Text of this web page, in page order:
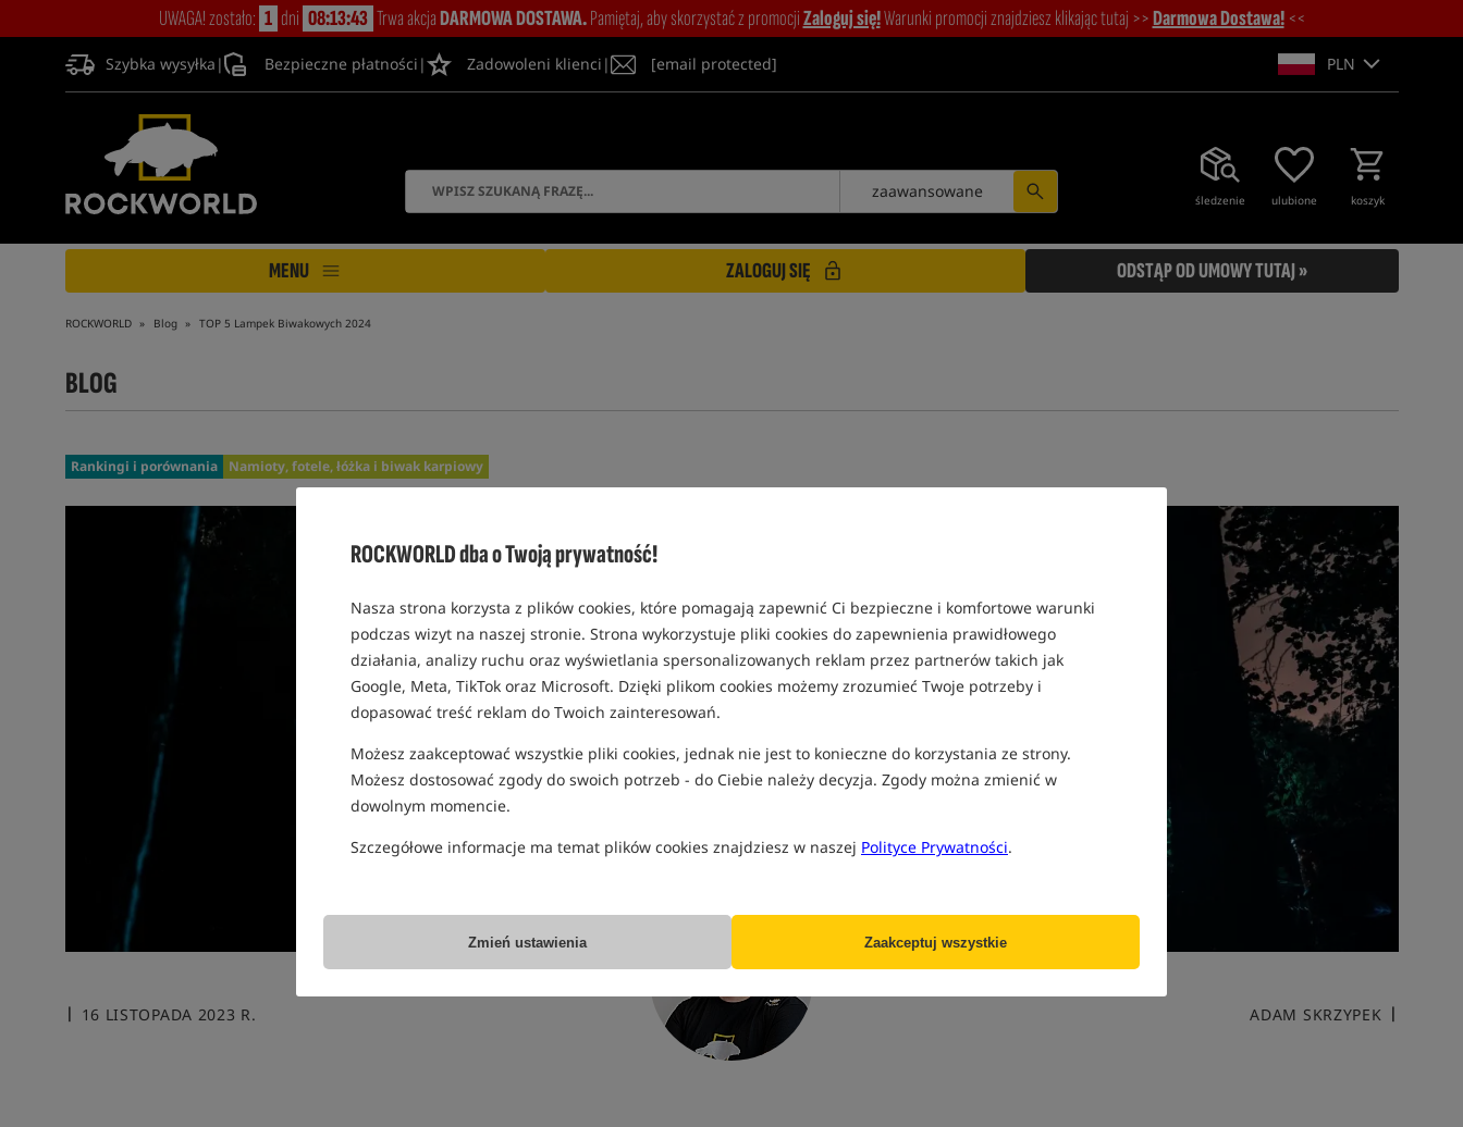
ROCKWORLD dba o Twoją prywatność!
Nasza strona korzysta z plików cookies, które pomagają zapewnić Ci bezpieczne i komfortowe warunki
podczas wizyt na naszej stronie. Strona wykorzystuje pliki cookies do zapewnienia prawidłowego
działania, analizy ruchu oraz wyświetlania spersonalizowanych reklam przez partnerów takich jak
Google, Meta, TikTok oraz Microsoft. Dzięki plikom cookies możemy zrozumieć Twoje potrzeby i
dopasować treść reklam do Twoich zainteresowań.
Możesz zaakceptować wszystkie pliki cookies, jednak nie jest to konieczne do korzystania ze strony.
Możesz dostosować zgody do swoich potrzeb - do Ciebie należy decyzja. Zgody można zmienić w
dowolnym momencie.
Szczegółowe informacje ma temat plików cookies znajdziesz w naszej Polityce Prywatności.
Zmień ustawienia Zaakceptuj wszystkie
UWAGA! zostało: 1 dni 08:13:42 Trwa akcjaDARMOWA DOSTAWA.Pamiętaj, aby skorzystać z promocjiZaloguj się!Warunki promocji znajdziesz klikając tutaj >>Darmowa Dostawa! <<
Szybka wysyłka | Bezpieczne płatności | Zadowoleni klienci | [email protected] PLN
śledzenie ulubione koszyk
zaawansowane
MENU ZALOGUJ SIĘ ODSTĄP OD UMOWY TUTAJ »
ROCKWORLD Blog TOP 5 Lampek Biwakowych 2024
BLOG
Rankingi i porównania Namioty, fotele, łóżka i biwak karpiowy
16 LISTOPADA 2023 R. ADAM SKRZYPEK